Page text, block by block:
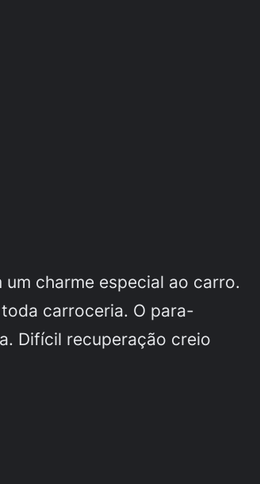
charme especial ao carro.
carroceria. O para-
Difícil recuperação creio